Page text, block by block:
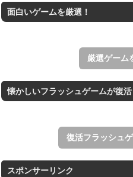
ホールを巨大に育成
制限時間内のクリア
面白いゲームを厳選！
厳選ゲーム
懐かしいフラッシュゲームが復活
復活フラッシュ
スポンサーリンク